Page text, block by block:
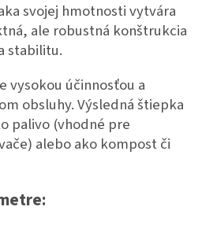
svojej hmotnosti vytvára
ale robustná konštrukcia
stabilitu.
vysokou účinnosťou a
obsluhy. Výsledná štiepka
palivo (vhodné pre
alebo ako kompost či